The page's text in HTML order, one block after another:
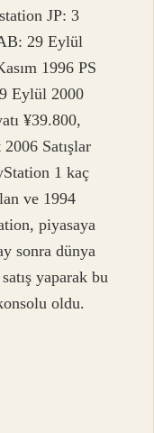
JP: 3
29 Eylül
1996 PS
Eylül 2000
¥39.800,
Satışlar
1 kaç
ve 1994
piyasaya
sonra dünya
yaparak bu
oldu.